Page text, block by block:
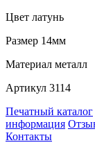
Цвет латунь
Размер 14мм
Материал металл
Артикул 3114
Печатный каталог
информация
Контакты